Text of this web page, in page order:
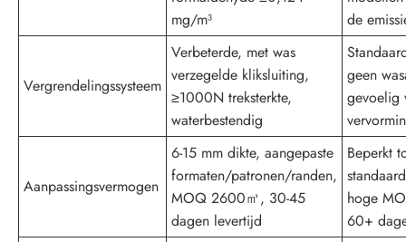
mg/m³
de
Vergrendelingssysteem
Verbeterde, met was
verzegelde kliksluiting,
≥1000N treksterkte,
waterbestendig
geen
gevoelig
Aanpassingsvermogen
6-15 mm dikte, aangepaste
formaten/patronen/randen,
MOQ 2600㎡, 30-45
dagen levertijd
Beperkt
hoge
60+